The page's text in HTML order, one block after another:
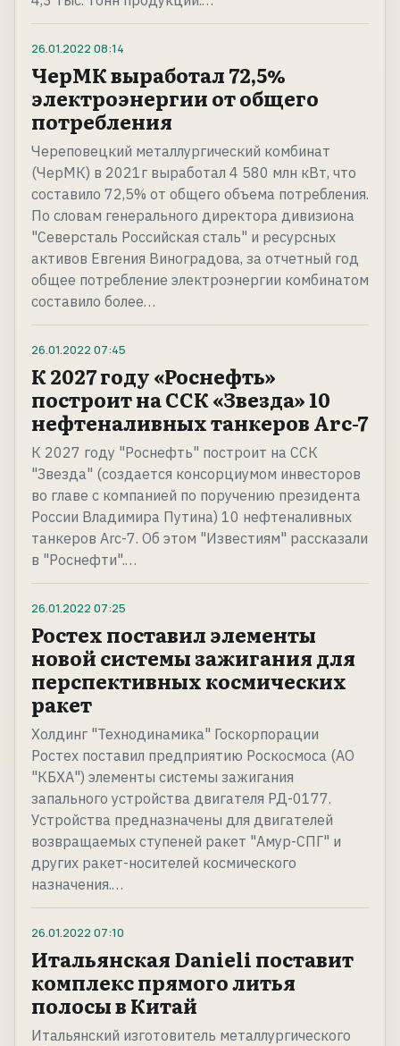
26.01.2022 08:14
ЧерМК выработал 72,5%
электроэнергии от общего
потребления
Череповецкий металлургический комбинат
(ЧерМК) в 2021г выработал 4 580 млн кВт, что
составило 72,5% от общего объема потребления.
По словам генерального директора дивизиона
"Северсталь Российская сталь" и ресурсных
активов Евгения Виноградова, за отчетный год
общее потребление электроэнергии комбинатом
составило более…
26.01.2022 07:45
К 2027 году «Роснефть»
построит на ССК «Звезда» 10
нефтеналивных танкеров Arc-7
К 2027 году "Роснефть" построит на ССК
"Звезда" (создается консорциумом инвесторов
во главе с компанией по поручению президента
России Владимира Путина) 10 нефтеналивных
танкеров Arc-7. Об этом "Известиям" рассказали
в "Роснефти".…
26.01.2022 07:25
Ростех поставил элементы
новой системы зажигания для
перспективных космических
ракет
Холдинг "Технодинамика" Госкорпорации
Ростех поставил предприятию Роскосмоса (АО
"КБХА") элементы системы зажигания
запального устройства двигателя РД-0177.
Устройства предназначены для двигателей
возвращаемых ступеней ракет "Амур-СПГ" и
других ракет-носителей космического
назначения.…
26.01.2022 07:10
Итальянская Danieli поставит
комплекс прямого литья
полосы в Китай
Итальянский изготовитель металлургического